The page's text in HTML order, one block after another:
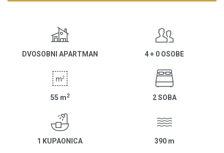
DVOSOBNI APARTMAN 4 + 0 OSOBE
55 m2 2 SOBA
1 KUPAONICA 390 m